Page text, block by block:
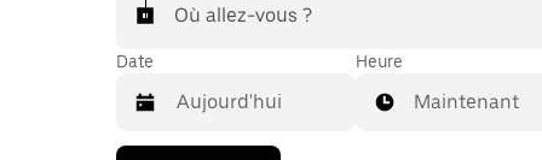
Où allez-vous ?
Date Heure
Maintenant